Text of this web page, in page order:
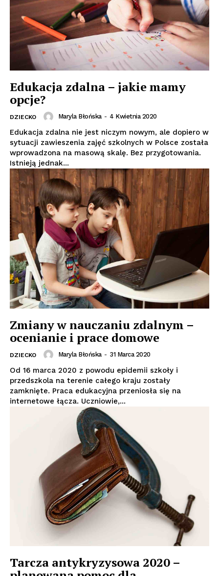
Edukacja zdalna – jakie mamy
opcje?
DZIECKO Maryla Błońska - 4 Kwietnia 2020
Edukacja zdalna nie jest niczym nowym, ale dopiero w
sytuacji zawieszenia zajęć szkolnych w Polsce została
wprowadzona na masową skalę. Bez przygotowania.
Istnieją jednak...
Zmiany w nauczaniu zdalnym –
ocenianie i prace domowe
DZIECKO Maryla Błońska - 31 Marca 2020
Od 16 marca 2020 z powodu epidemii szkoły i
przedszkola na terenie całego kraju zostały
zamknięte. Praca edukacyjna przeniosła się na
internetowe łącza. Uczniowie,...
Tarcza antykryzysowa 2020 –